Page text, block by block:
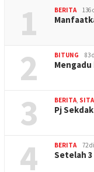
1 BERITA 136
2 BITUNG 83
Mengadu
3 BERITA,
Pj
4 BERITA 72
Setelah